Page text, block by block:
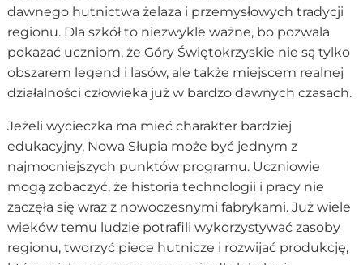
dawnego hutnictwa żelaza i przemysłowych tradycji
regionu. Dla szkół to niezwykle ważne, bo pozwala
pokazać uczniom, że Góry Świętokrzyskie nie są tylko
obszarem legend i lasów, ale także miejscem realnej
działalności człowieka już w bardzo dawnych czasach.
Jeżeli wycieczka ma mieć charakter bardziej
edukacyjny, Nowa Słupia może być jednym z
najmocniejszych punktów programu. Uczniowie
mogą zobaczyć, że historia technologii i pracy nie
zaczęła się wraz z nowoczesnymi fabrykami. Już wiele
wieków temu ludzie potrafili wykorzystywać zasoby
regionu, tworzyć piece hutnicze i rozwijać produkcję,